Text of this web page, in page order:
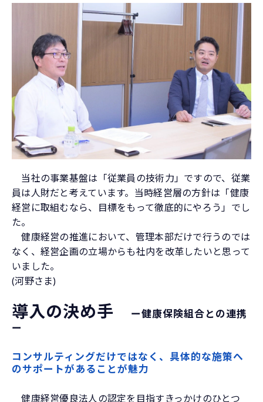
当社の事業基盤は「従業員の技術力」ですので、従業
員は人財だと考えています。当時経営層の方針は「健康
経営に取組むなら、目標をもって徹底的にやろう」でし
た。
健康経営の推進において、管理本部だけで行うのでは
なく、経営企画の立場からも社内を改革したいと思って
いました。
(河野さま)
導入の決め手
ー健康保険組合との連携
ー
コンサルティングだけではなく、具体的な施策へ
のサポートがあることが魅力
健康経営優良法人の認定を目指すきっかけのひとつ